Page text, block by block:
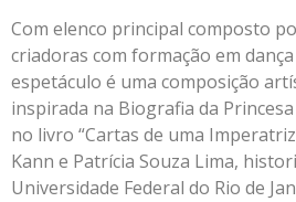
Com elenco principal composto
criadoras com formação em
espetáculo é uma composição
inspirada na Biografia da
no livro “Cartas de uma
Kann e Patrícia Souza Lima,
Universidade Federal do Rio de